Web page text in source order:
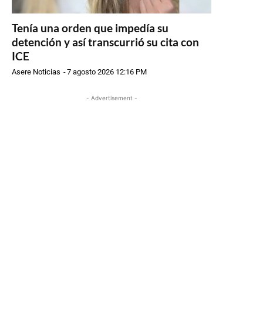
Tenía una orden que impedía su
detención y así transcurrió su cita con
ICE
Asere Noticias -7 agosto 2026 12:16 PM
- Advertisement -